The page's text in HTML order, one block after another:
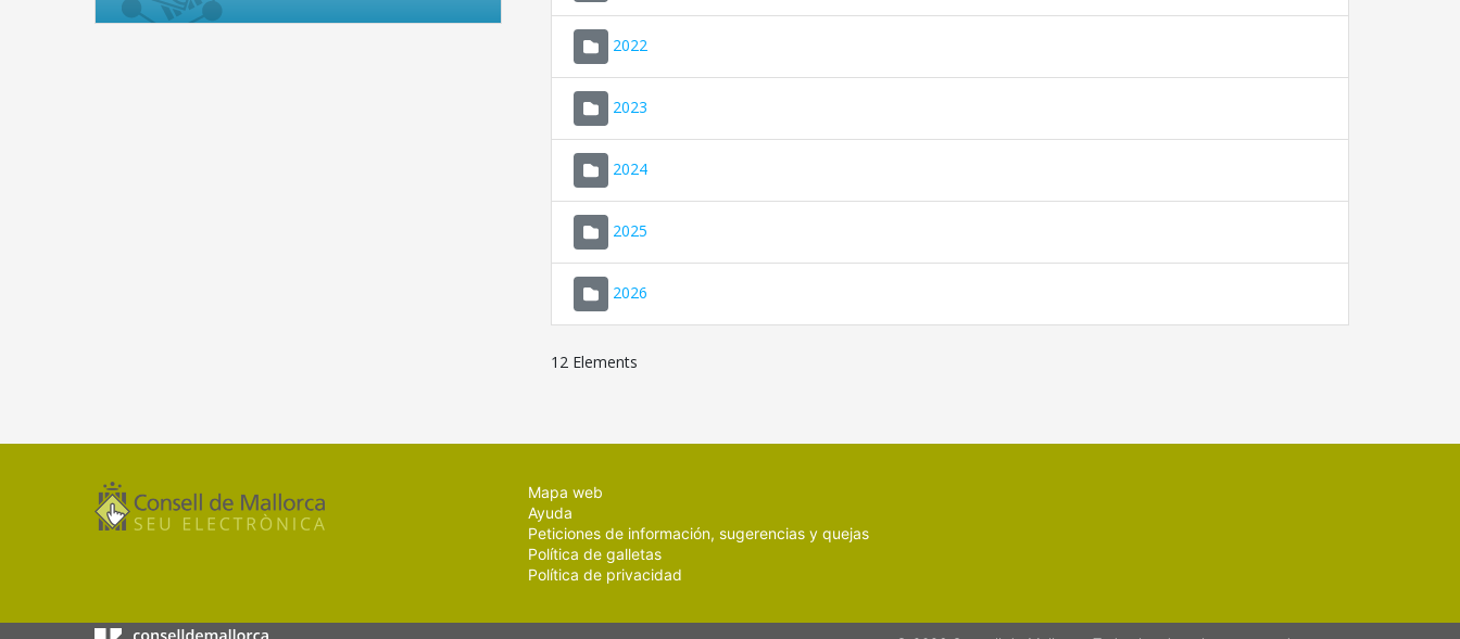
2022
2023
2024
2025
2026
12 Elements
Mapa web
Ayuda
Peticiones de información, sugerencias y quejas
Política de galletas
Política de privacidad